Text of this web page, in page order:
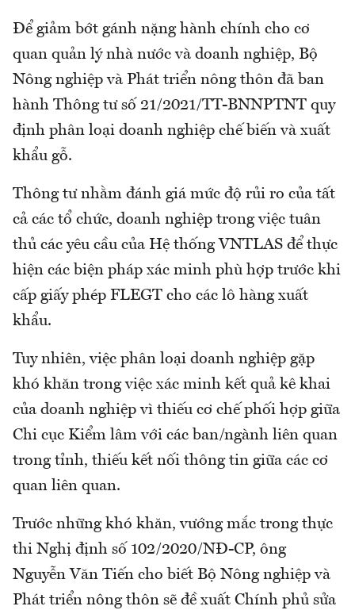
Để giảm bớt gánh nặng hành chính cho cơ
quan quản lý nhà nước và doanh nghiệp, Bộ
Nông nghiệp và Phát triển nông thôn đã ban
hành Thông tư số 21/2021/TT-BNNPTNT quy
định phân loại doanh nghiệp chế biến và xuất
khẩu gỗ.
Thông tư nhằm đánh giá mức độ rủi ro của tất
cả các tổ chức, doanh nghiệp trong việc tuân
thủ các yêu cầu của Hệ thống VNTLAS để thực
hiện các biện pháp xác minh phù hợp trước khi
cấp giấy phép FLEGT cho các lô hàng xuất
khẩu.
Tuy nhiên, việc phân loại doanh nghiệp gặp
khó khăn trong việc xác minh kết quả kê khai
của doanh nghiệp vì thiếu cơ chế phối hợp giữa
Chi cục Kiểm lâm với các ban/ngành liên quan
trong tỉnh, thiếu kết nối thông tin giữa các cơ
quan liên quan.
Trước những khó khăn, vướng mắc trong thực
thi Nghị định số 102/2020/NĐ-CP, ông
Nguyễn Văn Tiến cho biết Bộ Nông nghiệp và
Phát triển nông thôn sẽ đề xuất Chính phủ sửa